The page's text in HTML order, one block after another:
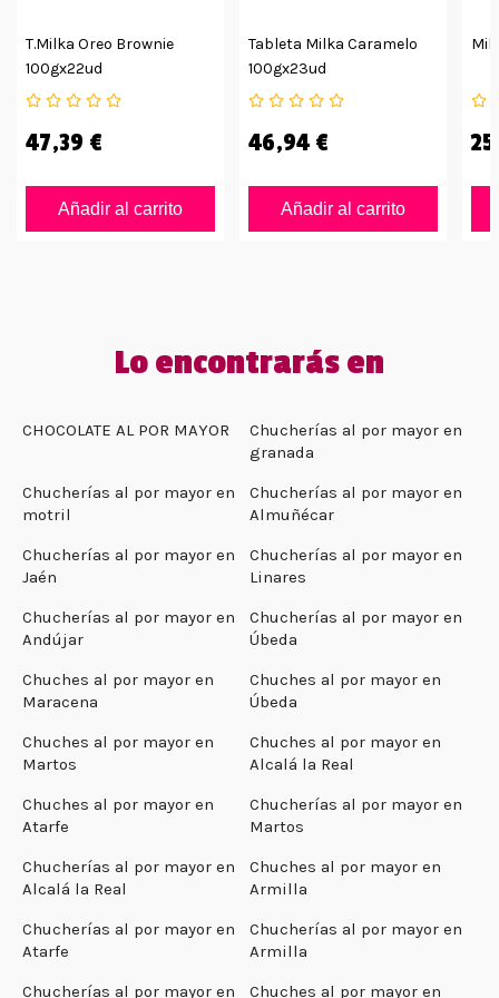
T.milka Oreo Brownie
100gx22ud
47,39 €
Añadir al carrito
Tableta Milka Caramelo
100gx23ud
46,94 €
Añadir al carrito
Lo encontrarás en
CHOCOLATE AL POR MAYOR
Chucherías al por mayor en
granada
Chucherías al por mayor en
motril
Chucherías al por mayor en
Almuñécar
Chucherías al por mayor en
Jaén
Chucherías al por mayor en
Linares
Chucherías al por mayor en
Andújar
Chucherías al por mayor en
Úbeda
Chuches al por mayor en
Maracena
Chuches al por mayor en
Úbeda
Chuches al por mayor en
Martos
Chuches al por mayor en
Alcalá la Real
Chuches al por mayor en
Atarfe
Chucherías al por mayor en
Martos
Chucherías al por mayor en
Alcalá la Real
Chuches al por mayor en
Armilla
Chucherías al por mayor en
Atarfe
Chucherías al por mayor en
Armilla
Chucherías al por mayor en
Chuches al por mayor en